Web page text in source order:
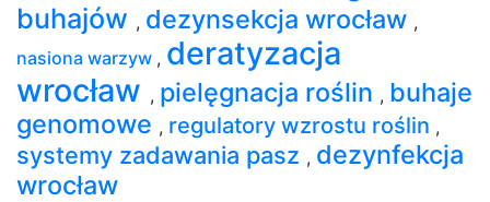
buhajów , dezynsekcja wrocław ,
nasiona warzyw , deratyzacja
wrocław , pielęgnacja roślin , buhaje
genomowe , regulatory wzrostu roślin ,
systemy zadawania pasz , dezynfekcja
wrocław